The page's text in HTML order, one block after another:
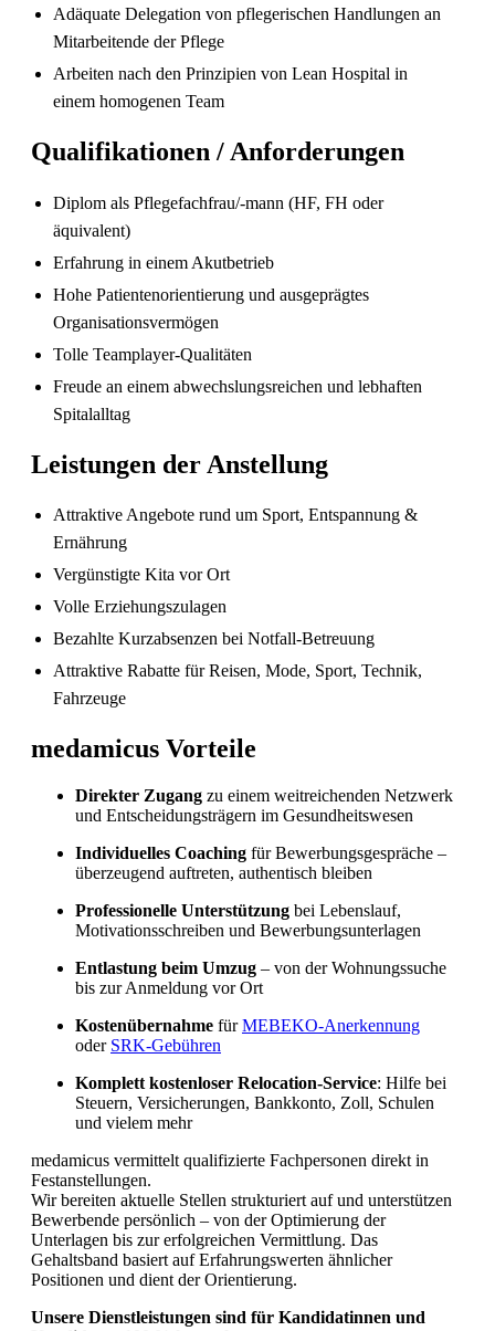
Gehalt
Die gefragtesten Gesundheitsberufe in der
Schweiz im Jahr 2026
Sind in Deutschland ausgebildete
Pflegefachpersonen in der Schweiz bevorzugt?
Fachkräftemangel in Gesundheitsberufen 2026
in der Schweiz: Herausforderungen und
Chancen
Adäquate Delegation von pflegerischen Handlungen an
Mitarbeitende der Pflege
Arbeiten nach den Prinzipien von Lean Hospital in
einem homogenen Team
Qualifikationen / Anforderungen
Diplom als Pflegefachfrau/-mann (HF, FH oder
äquivalent)
Erfahrung in einem Akutbetrieb
Hohe Patientenorientierung und ausgeprägtes
Organisationsvermögen
Tolle Teamplayer-Qualitäten
Freude an einem abwechslungsreichen und lebhaften
Spitalalltag
Leistungen der Anstellung
Attraktive Angebote rund um Sport, Entspannung &
Ernährung
Vergünstigte Kita vor Ort
Volle Erziehungszulagen
Bezahlte Kurzabsenzen bei Notfall-Betreuung
Attraktive Rabatte für Reisen, Mode, Sport, Technik,
Fahrzeuge
medamicus Vorteile
Direkter Zugang zu einem weitreichenden Netzwerk
und Entscheidungsträgern im Gesundheitswesen
Individuelles Coaching für Bewerbungsgespräche –
überzeugend auftreten, authentisch bleiben
Professionelle Unterstützung bei Lebenslauf,
Motivationsschreiben und Bewerbungsunterlagen
Entlastung beim Umzug – von der Wohnungssuche
bis zur Anmeldung vor Ort
Kostenübernahme fürMEBEKO-Anerkennung
oder SRK-Gebühren
Komplett kostenloser Relocation-Service: Hilfe bei
Steuern, Versicherungen, Bankkonto, Zoll, Schulen
und vielem mehr
medamicus vermittelt qualifizierte Fachpersonen direkt in
Festanstellungen.
Wir bereiten aktuelle Stellen strukturiert auf und unterstützen
Bewerbende persönlich – von der Optimierung der
Unterlagen bis zur erfolgreichen Vermittlung. Das
Gehaltsband basiert auf Erfahrungswerten ähnlicher
Positionen und dient der Orientierung.
Unsere Dienstleistungen sind für Kandidatinnen und